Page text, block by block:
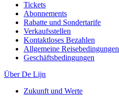
Tickets
Abonnements
Rabatte und Sondertarife
Verkaufsstellen
Kontaktloses Bezahlen
Allgemeine Reisebedingungen
Geschäftsbedingungen
Über De Lijn
Zukunft und Werte